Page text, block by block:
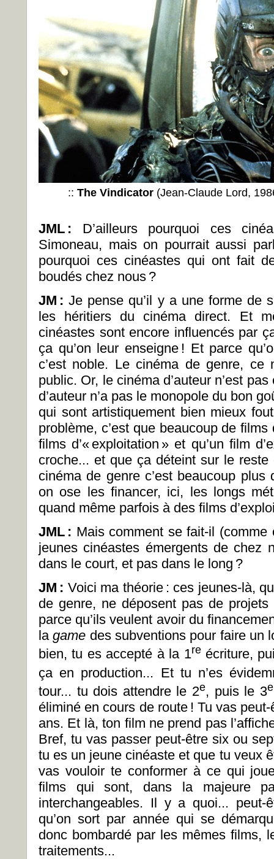
:: The Vindicator (Jean-Claude Lord,
JML : D’ailleurs pourquoi ces
Simoneau, mais on pourrait aussi
pourquoi ces cinéastes qui ont fait
boudés chez nous ?
JM :Je pense qu’il y a une forme de
les héritiers du cinéma direct. Et
cinéastes sont encore influencés par
ça qu’on leur enseigne ! Et parce
c’est noble. Le cinéma de genre, ce
public. Or, le cinéma d’auteur n’est
d’auteur n’a pas le monopole du bon
qui sont artistiquement bien mieux
problème, c’est que beaucoup de
films d’« exploitation » et qu’un film
croche... et que ça déteint sur le
cinéma de genre c’est beaucoup
on ose les financer, ici, les longs
quand même parfois à des films
JML : Mais comment se fait-il (comme
jeunes cinéastes émergents de chez
dans le court, et pas dans le long ?
JM : Voici ma théorie : ces jeunes-là,
de genre, ne déposent pas de
parce qu’ils veulent avoir du
lagame des subventions pour faire un
bien, tu es accepté à la 1reécriture,
ça en production... Et tu n’es
tour... tu dois attendre le 2e, puis le 3e
éliminé en cours de route ! Tu vas
ans. Et là, ton film ne prend pas
Bref, tu vas passer peut-être six ou
tu es un jeune cinéaste et que tu veux
vas vouloir te conformer à ce qui
films qui sont, dans la majeure
interchangeables. Il y a quoi...
qu’on sort par année qui se
donc bombardé par les mêmes films,
traitements...